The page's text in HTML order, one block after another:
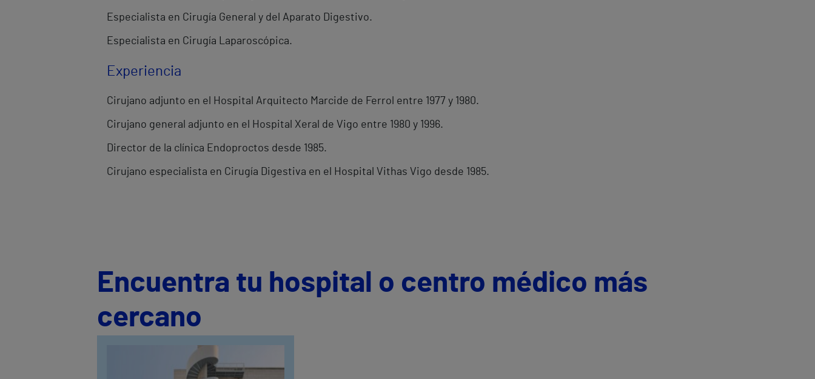
Especialista en Cirugía General y del Aparato Digestivo.
Especialista en Cirugía Laparoscópica.
Experiencia
Cirujano adjunto en el Hospital Arquitecto Marcide de Ferrol entre 1977 y 1980.
Cirujano general adjunto en el Hospital Xeral de Vigo entre 1980 y 1996.
Director de la clínica Endoproctos desde 1985.
Cirujano especialista en Cirugía Digestiva en el Hospital Vithas Vigo desde 1985.
Encuentra tu hospital o centro médico más
cercano